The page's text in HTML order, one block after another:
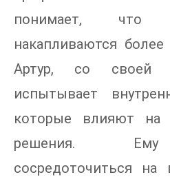
понимает,
накапливаются более
Артур, со своей
испытывает
которые влияют на
решения. Ему
сосредоточиться на